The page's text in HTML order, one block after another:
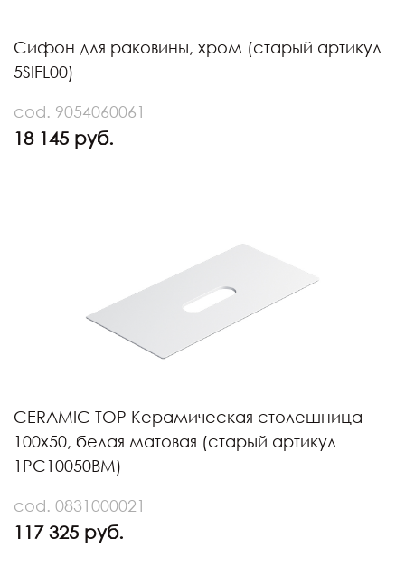
Сифон для раковины, хром (старый артикул
5SIFL00)
cod. 9054060061
18 145 руб.
CERAMIC TOP Керамическая столешница
100х50, белая матовая (старый артикул
1PC10050BM)
cod. 0831000021
117 325 руб.